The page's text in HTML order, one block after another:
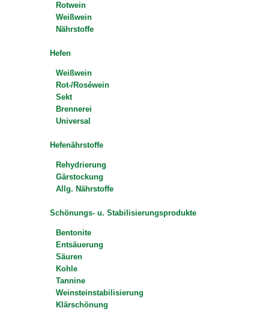
Rotwein
Weißwein
Nährstoffe
Hefen
Weißwein
Rot-/Roséwein
Sekt
Brennerei
Universal
Hefenährstoffe
Rehydrierung
Gärstockung
Allg. Nährstoffe
Schönungs- u. Stabilisierungsprodukte
Bentonite
Entsäuerung
Säuren
Kohle
Tannine
Weinsteinstabilisierung
Klärschönung